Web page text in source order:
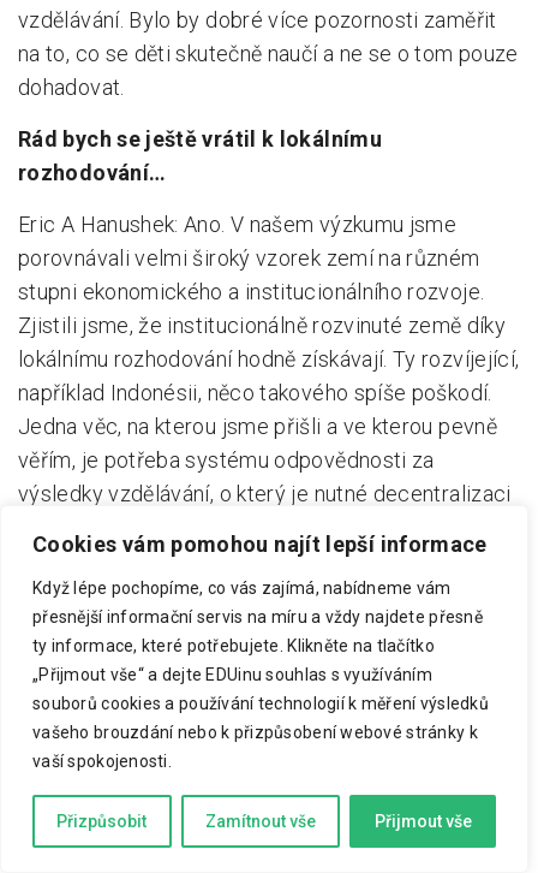
Cookies vám pomohou najít lepší informace
Když lépe pochopíme, co vás zajímá, nabídneme vám
přesnější informační servis na míru a vždy najdete přesně
ty informace, které potřebujete.
Klikněte na tlačítko
„Přijmout vše“ a dejte EDUinu souhlas s využíváním
souborů cookies a používání technologií k měření výsledků
vašeho brouzdání nebo k přizpůsobení webové stránky k
vaší spokojenosti.
Přizpůsobit Zamítnout vše Přijmout vše
vzdělávání. Bylo by dobré více pozornosti zaměřit
na to, co se děti skutečně naučí a ne se o tom pouze
dohadovat.
Rád bych se ještě vrátil k lokálnímu
rozhodování…
Eric A Hanushek: Ano. V našem výzkumu jsme
porovnávali velmi široký vzorek zemí na různém
stupni ekonomického a institucionálního rozvoje.
Zjistili jsme, že institucionálně rozvinuté země díky
lokálnímu rozhodování hodně získávají. Ty rozvíjející,
například Indonésii, něco takového spíše poškodí.
Jedna věc, na kterou jsme přišli a ve kterou pevně
věřím, je potřeba systému odpovědnosti za
výsledky vzdělávání, o který je nutné decentralizaci
úroveň prostě nezafunguje, pokud nebudete bedlivě
sledovat dosahované výsledky. Bez toho nelze vést
autonomní školy k zodpovědnosti za špatné
výsledky. Česko, které výsledky vzdělávání dosud
systematicky nesledovalo, se dnes zřejmě nachází
za hranicí toho, kde přílišná decentralizace přináší
více škod než užitku.